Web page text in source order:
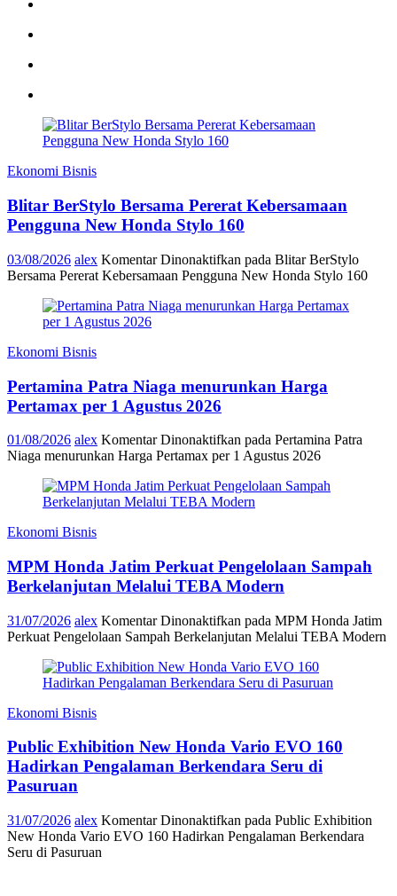
Ekonomi Bisnis
Blitar BerStylo Bersama Pererat Kebersamaan
Pengguna New Honda Stylo 160
03/08/2026 alex Komentar Dinonaktifkan pada Blitar BerStylo
Bersama Pererat Kebersamaan Pengguna New Honda Stylo 160
Ekonomi Bisnis
Pertamina Patra Niaga menurunkan Harga
Pertamax per 1 Agustus 2026
01/08/2026 alex Komentar Dinonaktifkan pada Pertamina Patra
Niaga menurunkan Harga Pertamax per 1 Agustus 2026
Ekonomi Bisnis
MPM Honda Jatim Perkuat Pengelolaan Sampah
Berkelanjutan Melalui TEBA Modern
31/07/2026 alex Komentar Dinonaktifkan pada MPM Honda Jatim
Perkuat Pengelolaan Sampah Berkelanjutan Melalui TEBA Modern
Ekonomi Bisnis
Public Exhibition New Honda Vario EVO 160
Hadirkan Pengalaman Berkendara Seru di
Pasuruan
31/07/2026 alex Komentar Dinonaktifkan pada Public Exhibition
New Honda Vario EVO 160 Hadirkan Pengalaman Berkendara
Seru di Pasuruan